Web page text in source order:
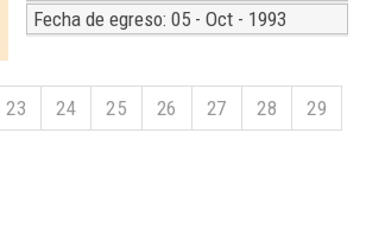
Fecha de egreso: 05 - Oct - 1993
23 24 25 26 27 28
29